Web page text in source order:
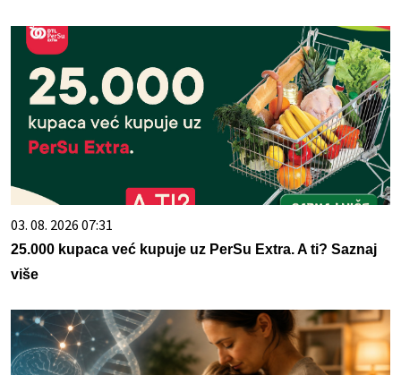
03. 08. 2026 07:31
25.000 kupaca već kupuje uz PerSu Extra. A ti? Saznaj
više